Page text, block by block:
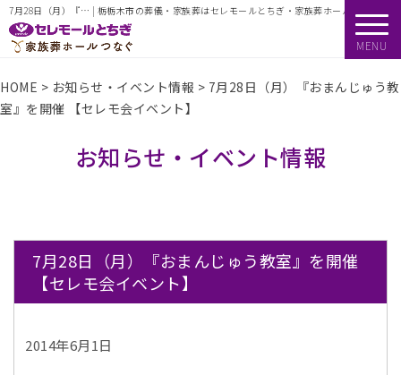
7月28日（月）『… | 栃栃木市の葬儀・家族葬はセレモールとちぎ・家族葬ホールつなぐ
MENU
HOME > お知らせ・イベント情報 > 7月28日（月）『おまんじゅう教
室』を開催 【セレモ会イベント】
お知らせ・イベント情報
7月28日（月）『おまんじゅう教室』を開催
【セレモ会イベント】
2014年6月1日